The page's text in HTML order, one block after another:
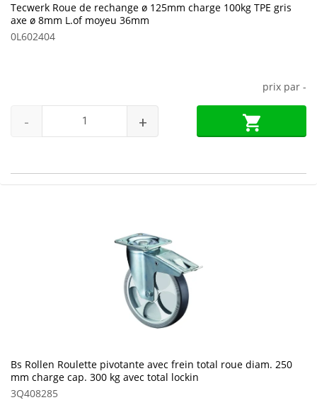
Tecwerk Roue de rechange ø 125mm charge 100kg TPE gris
axe ø 8mm L.of moyeu 36mm
0L602404
prix par -
- +
Bs Rollen Roulette pivotante avec frein total roue diam. 250
mm charge cap. 300 kg avec total lockin
3Q408285